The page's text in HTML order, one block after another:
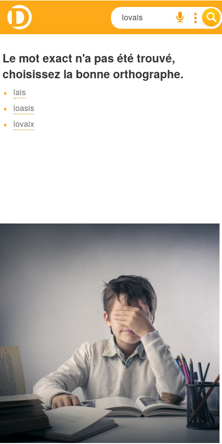
Le mot exact n'a pas été trouvé,
choisissez la bonne orthographe.
lais
loasis
lovaix